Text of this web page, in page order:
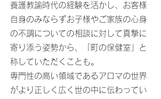
養護教諭時代の経験を活かし、お客様
自身のみならずお子様やご家族の心身
の不調についての相談に対して真摯に
寄り添う姿勢から、「町の保健室」と
称していただくことも。
専門性の高い領域であるアロマの世界
がより正しく広く世の中に伝わってい